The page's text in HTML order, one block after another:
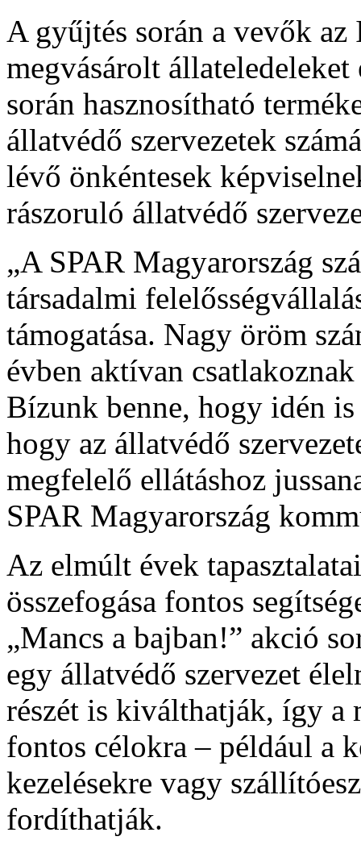
A gyűjtés során a vevők
megvásárolt állateledeleket
során hasznosítható
állatvédő szervezetek
lévő önkéntesek
rászoruló állatvédő
„A SPAR Magyarország
társadalmi
támogatása. Nagy öröm
évben aktívan
Bízunk benne, hogy idén
hogy az állatvédő
megfelelő ellátáshoz
SPAR Magyarország
Az elmúlt évek
összefogása fontos
„Mancs a bajban!” akció
egy állatvédő szervezet
részét is kiválthatják, így a
fontos célokra – például a
kezelésekre vagy
fordíthatják.